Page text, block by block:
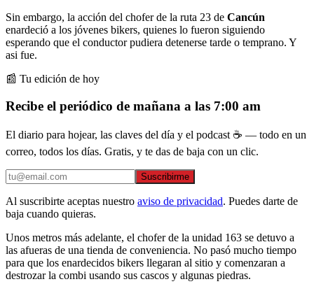
Sin embargo, la acción del chofer de la ruta 23 de Cancún
enardeció a los jóvenes bikers, quienes lo fueron siguiendo
esperando que el conductor pudiera detenerse tarde o temprano. Y
asi fue.
📰 Tu edición de hoy
Recibe el periódico de mañana a las 7:00 am
El diario para hojear, las claves del día y el podcast ☕ — todo en un
correo, todos los días. Gratis, y te das de baja con un clic.
Suscribirme
Al suscribirte aceptas nuestro aviso de privacidad. Puedes darte de
baja cuando quieras.
Unos metros más adelante, el chofer de la unidad 163 se detuvo a
las afueras de una tienda de conveniencia. No pasó mucho tiempo
para que los enardecidos bikers llegaran al sitio y comenzaran a
destrozar la combi usando sus cascos y algunas piedras.